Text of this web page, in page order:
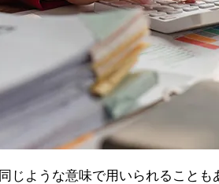
じような意味で用いられること